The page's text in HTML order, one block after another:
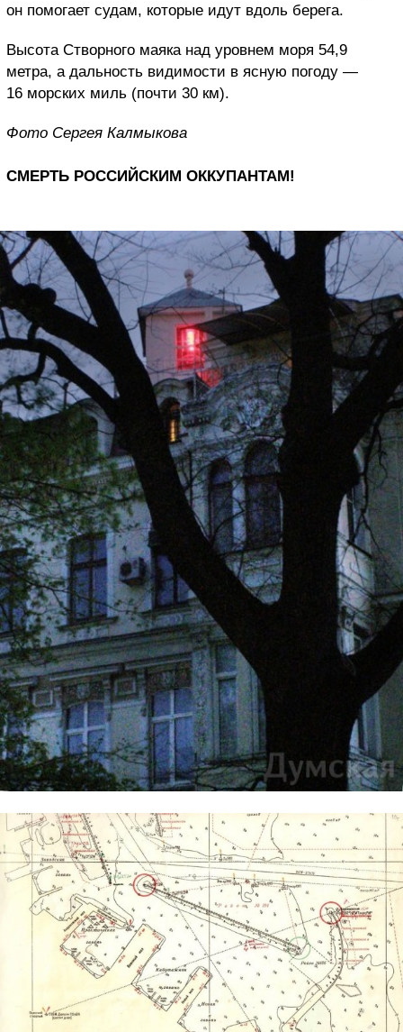
он помогает судам, которые идут вдоль берега.
Высота Створного маяка над уровнем моря 54,9
метра, а дальность видимости в ясную погоду —
16 морских миль (почти 30 км).
Фото Сергея Калмыкова
СМЕРТЬ РОССИЙСКИМ ОККУПАНТАМ!